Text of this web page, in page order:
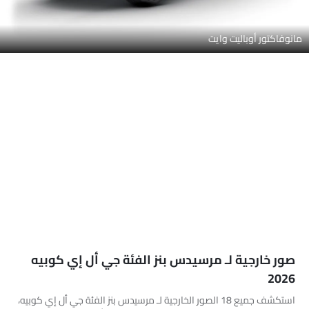
مانوفاكتور أوباليت وايت
صور خارجية لـ مرسيدس بنز الفئة جي أل إي كوبيه
2026
استكشف جميع 18 الصور الخارجية لـ مرسيدس بنز الفئة جي أل إي كوبيه،